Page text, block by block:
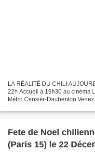
LA RÉALITÉ DU CHILI
22h Accueil à 19h30 au cinéma
Métro Censier-Daubenton
Fete de Noel
(Paris 15) le 22